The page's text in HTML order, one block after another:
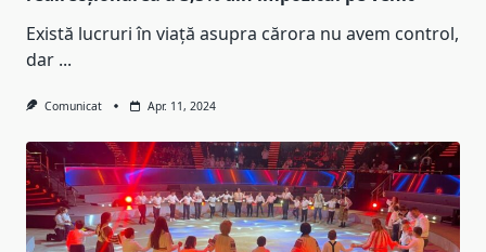
Există lucruri în viață asupra cărora nu avem control,
dar ...
Comunicat Apr. 11, 2024